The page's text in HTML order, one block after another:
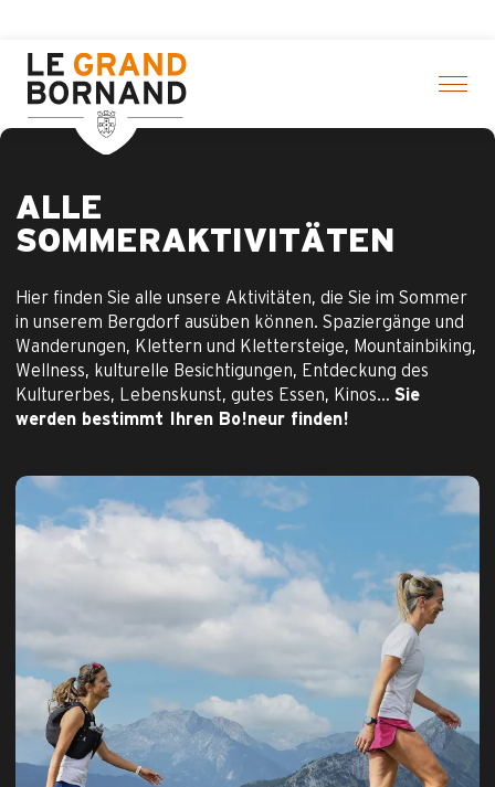
contenu
principal
ALLE
SOMMERAKTIVITÄTEN
Hier finden Sie alle unsere Aktivitäten, die Sie im Sommer
in unserem Bergdorf ausüben können. Spaziergänge und
Wanderungen, Klettern und Klettersteige, Mountainbiking,
Wellness, kulturelle Besichtigungen, Entdeckung des
Kulturerbes, Lebenskunst, gutes Essen, Kinos… Sie
werden bestimmt Ihren Bo!neur finden!